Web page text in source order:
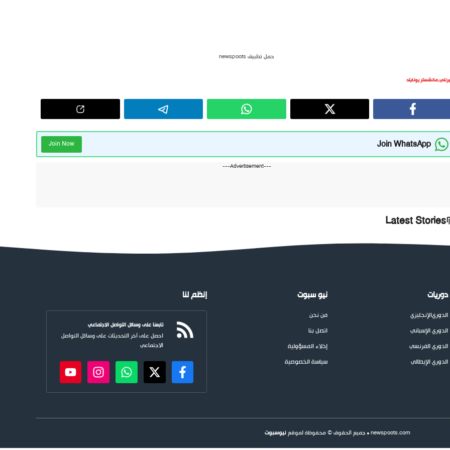
حمل تطبيق newspoots
,مانشستر يونايتد
Join WhatsApp
Join Now
---Advertisement---
Latest Stories
دوريات
الدوريالإنجليزي
الدوري الإسباني
الدوري الفرنسي
الدوري الإيطالي
نيو سبوت
من نحن
اتصل بنا
إخلاء المسؤولية
سياسة الخصوصية
إنظم لنا
تابعنا على وسائل التواصل الاجتماعي
احصل على آخر التحديثات على وسائل التواصل
الاجتماعي
newspoots.com • جميع الحقوق © محفوظة لموقع نيوسبوت